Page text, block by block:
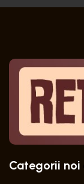
Categorii noi